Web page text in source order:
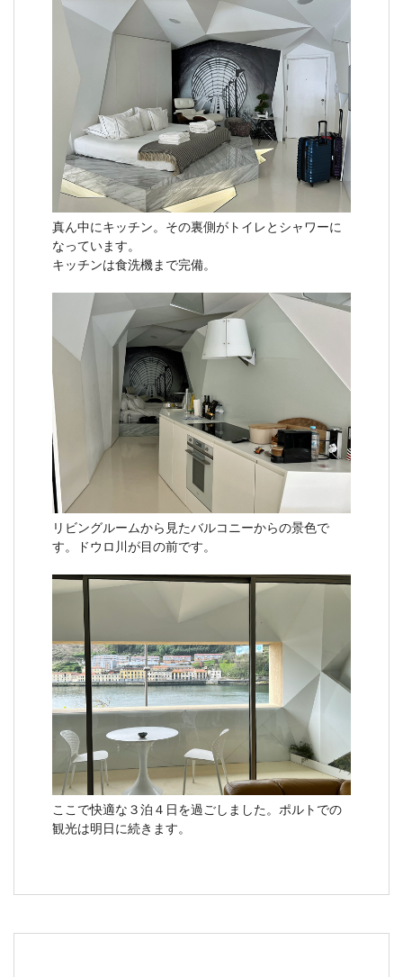
真ん中にキッチン。その裏側がトイレとシャワーに
なっています。
キッチンは食洗機まで完備。
リビングルームから見たバルコニーからの景色で
す。ドウロ川が目の前です。
ここで快適な３泊４日を過ごしました。ポルトでの
観光は明日に続きます。